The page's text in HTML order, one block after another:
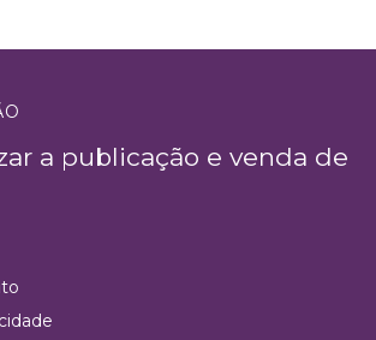
a publicação e venda de